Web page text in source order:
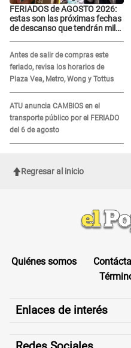
FERIADOS de AGOSTO 2026:
estas son las próximas fechas
de descanso que tendrán miles
Antes de salir de compras este
feriado, revisa los horarios de
Plaza Vea, Metro, Wong y Tottus
ATU anuncia CAMBIOS en el
transporte público por el FERIADO
del 6 de agosto
Regresar al inicio
Quiénes somos
Enlaces de interés